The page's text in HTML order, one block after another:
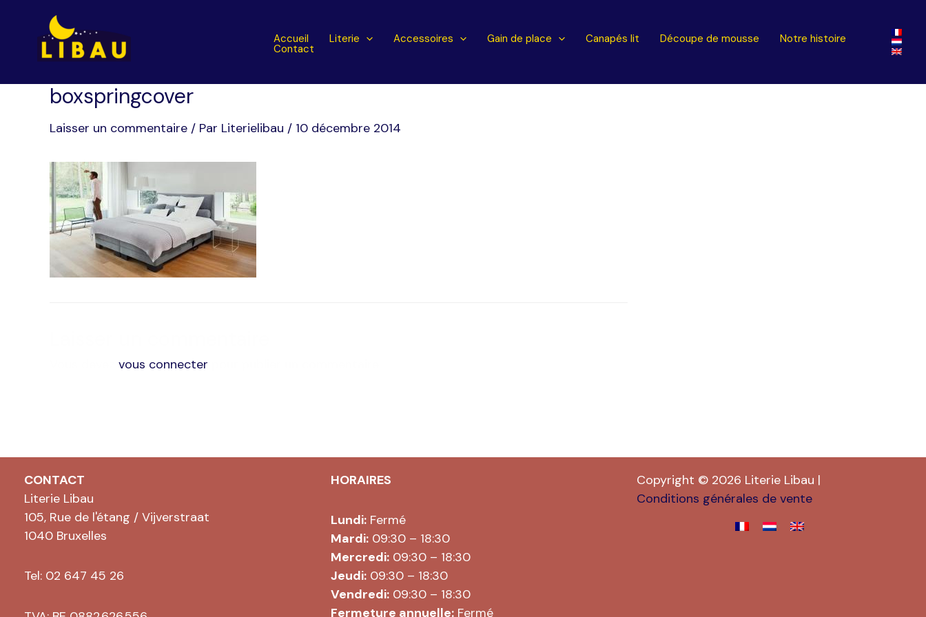
contenu
Accueil Literie Accessoires Gain de place Canapés lit Découpe de mousse Notre histoire
Contact
boxspringcover
Laisser un commentaire / Par Literielibau / 10 décembre 2014
vous connecter
CONTACT
Literie Libau
105, Rue de l'étang / Vijverstraat
1040 Bruxelles
Tel: 02 647 45 26
HORAIRES
Lundi: Fermé
Mardi: 09:30 – 18:30
Mercredi: 09:30 – 18:30
Jeudi: 09:30 – 18:30
Vendredi: 09:30 – 18:30
Fermeture annuelle: Fermé
Copyright © 2026 Literie Libau |
Conditions générales de vente